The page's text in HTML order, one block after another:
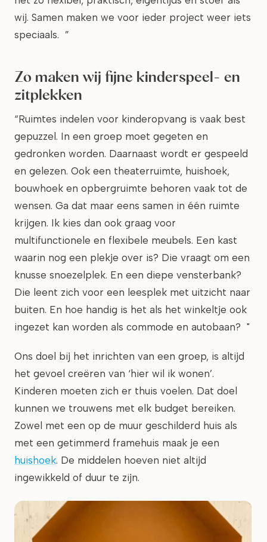
wij. Samen maken we voor ieder project weer iets
speciaals. ”
Zo maken wij fijne kinderspeel- en
zitplekken
“Ruimtes indelen voor kinderopvang is vaak best
gepuzzel. In een groep moet gegeten en
gedronken worden. Daarnaast wordt er gespeeld
en gelezen. Ook een theaterruimte, huishoek,
bouwhoek en opbergruimte behoren vaak tot de
wensen. Ga dat maar eens samen in één ruimte
krijgen. Ik kies dan ook graag voor
multifunctionele en flexibele meubels. Een kast
waarin nog een plekje over is? Die vraagt om een
knusse snoezelplek. En een diepe vensterbank?
Die leent zich voor een leesplek met uitzicht naar
buiten. En hoe handig is het als het winkeltje ook
ingezet kan worden als commode en autobaan? "
Ons doel bij het inrichten van een groep, is altijd
het gevoel creëren van ‘hier wil ik wonen’.
Kinderen moeten zich er thuis voelen. Dat doel
kunnen we trouwens met elk budget bereiken.
Zowel met een op de muur geschilderd huis als
met een getimmerd framehuis maak je een
huishoek. De middelen hoeven niet altijd
ingewikkeld of duur te zijn.